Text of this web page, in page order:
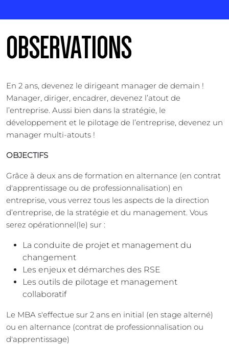
OBSERVATIONS
En 2 ans, devenez le dirigeant manager de demain !
Manager, diriger, encadrer, devenez l’atout de
l’entreprise. Aussi bien dans la stratégie, le
développement et le pilotage de l’entreprise, devenez un
manager multi-atouts !
OBJECTIFS
Grâce à deux ans de formation en alternance (en contrat
d'apprentissage ou de professionnalisation) en
entreprise, vous verrez tous les aspects de la direction
d’entreprise, de la stratégie et du management. Vous
serez opérationnel(le) sur :
La conduite de projet et management du
changement
Les enjeux et démarches des RSE
Les outils de pilotage et management
collaboratif
Le MBA s'effectue sur 2 ans en initial (en stage alterné)
ou en alternance (contrat de professionnalisation ou
d'apprentissage)